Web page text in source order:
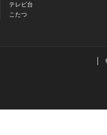
テレビ台
こたつ